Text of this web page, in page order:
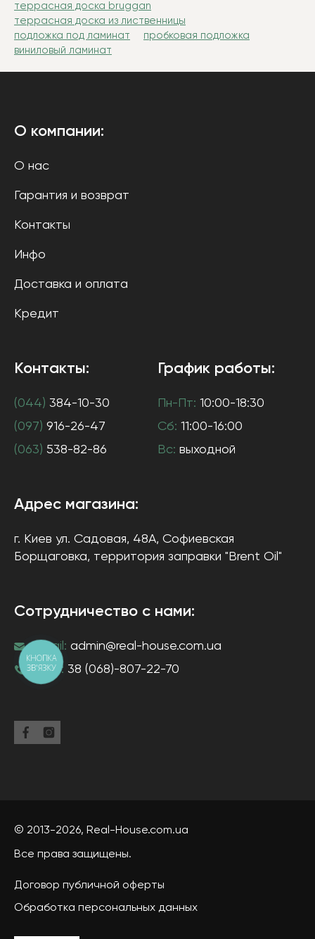
террасная доска bruggan
террасная доска из лиственницы
подложка под ламинат
пробковая подложка
виниловый ламинат
О компании:
О нас
Гарантия и возврат
Контакты
Инфо
Доставка и оплата
Кредит
Контакты:
(044) 384-10-30
(097) 916-26-47
(063) 538-82-86
График работы:
Пн-Пт: 10:00-18:30
Сб: 11:00-16:00
Вс: выходной
Адрес магазина:
г. Киев ул. Садовая, 48А, Софиевская
Борщаговка, территория заправки "Brent Oil"
Сотрудничество с нами:
e-mail: admin@real-house.com.ua
тел-н: 38 (068)-807-22-70
© 2013-2026, Real-House.com.ua
Все права защищены.
Договор публичной оферты
Обработка персональных данных
КНОПКА
ЗВ'ЯЗКУ